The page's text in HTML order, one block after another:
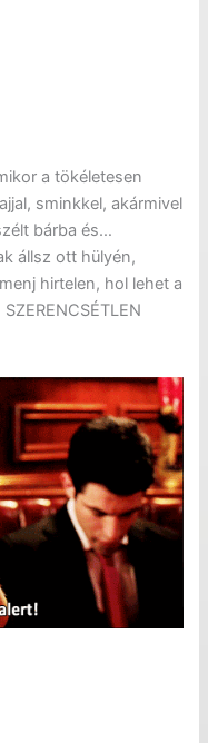
a tökéletesen
sminkkel, akármivel
bárba és…
állsz ott hülyén,
hirtelen, hol lehet a